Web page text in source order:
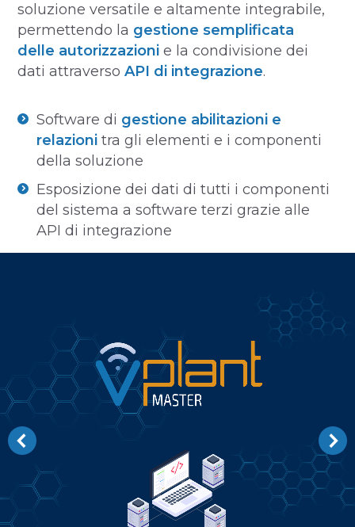
soluzione versatile e altamente integrabile,
permettendo la gestione semplificata
delle autorizzazioni e la condivisione dei
dati attraversoAPI di integrazione.
Software di gestione abilitazioni e
relazioni tra gli elementi e i componenti
della soluzione
Esposizione dei dati di tutti i componenti
del sistema a software terzi grazie alle
API di integrazione